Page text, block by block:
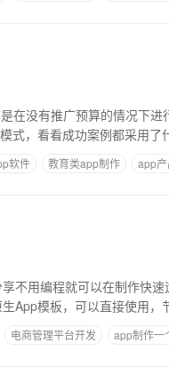
式，看看成功案例都采用了
软件 教育类app制作 app
不用编程就可以在制作快
电商管理平台开发 app制作一